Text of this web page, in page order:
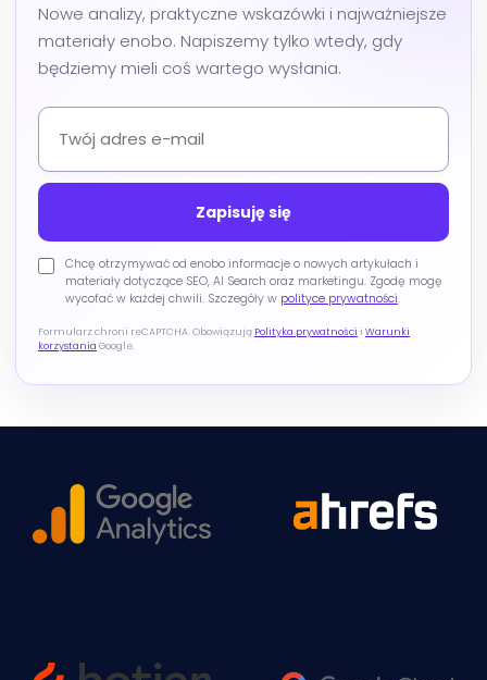
Nowe analizy, praktyczne wskazówki i najważniejsze
materiały enobo. Napiszemy tylko wtedy, gdy
będziemy mieli coś wartego wysłania.
Chcę otrzymywać od enobo informacje o nowych artykułach i
materiały dotyczące SEO, AI Search oraz marketingu. Zgodę mogę
wycofać w każdej chwili. Szczegóły w polityce prywatności.
Formularz chroni reCAPTCHA. Obowiązują Polityka prywatności i Warunki
korzystania Google.